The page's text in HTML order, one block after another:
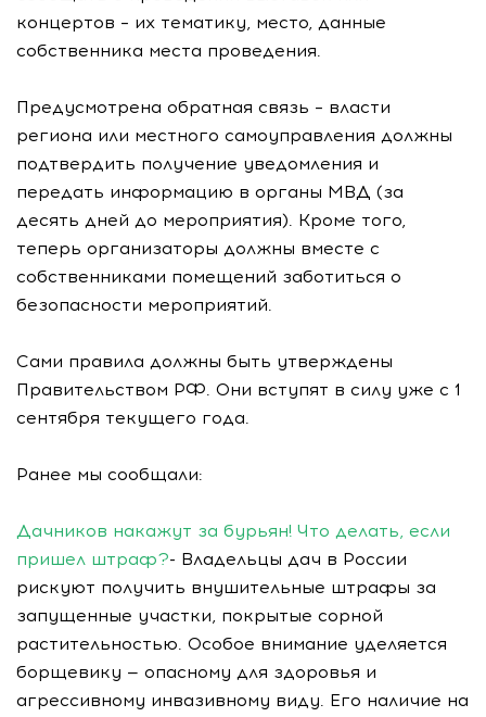
концертов – их тематику, место, данные
собственника места проведения.
Предусмотрена обратная связь – власти
региона или местного самоуправления должны
подтвердить получение уведомления и
передать информацию в органы МВД (за
десять дней до мероприятия). Кроме того,
теперь организаторы должны вместе с
собственниками помещений заботиться о
безопасности мероприятий.
Сами правила должны быть утверждены
Правительством РФ. Они вступят в силу уже с 1
сентября текущего года.
Ранее мы сообщали:
Дачников накажут за бурьян! Что делать, если
пришел штраф?- Владельцы дач в России
рискуют получить внушительные штрафы за
запущенные участки, покрытые сорной
растительностью. Особое внимание уделяется
борщевику — опасному для здоровья и
агрессивному инвазивному виду. Его наличие на